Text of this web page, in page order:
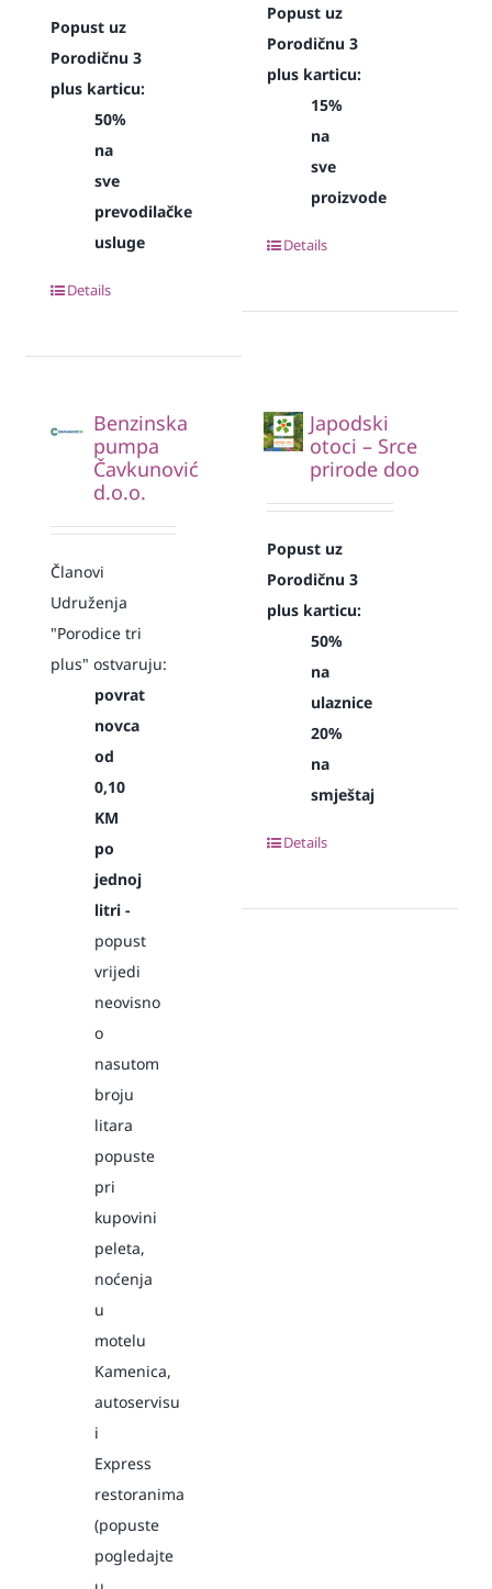
Popust uz
Porodičnu 3
plus karticu:
50%
na
sve
prevodilačke
usluge
Details
Popust uz
Porodičnu 3
plus karticu:
15%
na
sve
proizvode
Details
Benzinska
pumpa
Čavkunović
d.o.o.
Članovi
Udruženja
"Porodice tri
plus" ostvaruju:
povrat
novca
od
0,10
KM
po
jednoj
litri -
popust
vrijedi
neovisno
o
nasutom
broju
litara
popuste
pri
kupovini
peleta,
noćenja
u
motelu
Kamenica,
autoservisu
i
Express
restoranima
(popuste
pogledajte
Japodski
otoci – Srce
prirode doo
Popust uz
Porodičnu 3
plus karticu:
50%
na
ulaznice
20%
na
smještaj
Details